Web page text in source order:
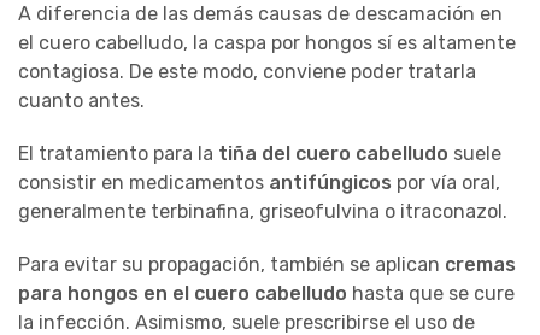
A diferencia de las demás causas de descamación en
el cuero cabelludo, la caspa por hongos sí es altamente
contagiosa. De este modo, conviene poder tratarla
cuanto antes.
El tratamiento para la tiña del cuero cabelludo suele
consistir en medicamentos antifúngicos por vía oral,
generalmente terbinafina, griseofulvina o itraconazol.
Para evitar su propagación, también se aplican cremas
para hongos en el cuero cabelludo hasta que se cure
la infección. Asimismo, suele prescribirse el uso de